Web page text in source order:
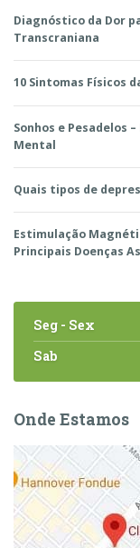
Diagnóstico da Dor
Transcraniana
10 Sintomas Físicos
Sonhos e Pesadelos
Mental
Quais tipos de
Estimulação
Principais Doenças
Seg - Sex
Sab
Onde Estamos